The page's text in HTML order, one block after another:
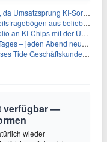
KI-Sorgen dämpft
Texten und sagt Antworten voraus
mit der Übernahme von Taalas
Abend neue Deals zum Stöbern
Geschäftskundenkonto
verfügbar —
wieder